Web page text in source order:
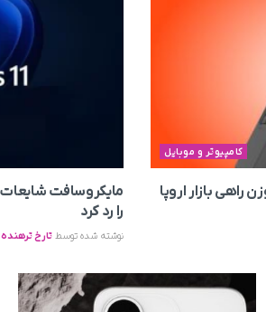
کامپیوتر و موبایل
راهی بازار اروپا
را رد کرد
نوشته شده توسط تارخ ترهنده